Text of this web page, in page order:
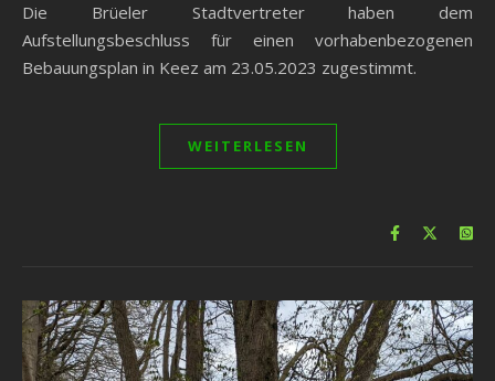
Die Brüeler Stadtvertreter haben dem
Aufstellungsbeschluss für einen vorhabenbezogenen
Bebauungsplan in Keez am 23.05.2023 zugestimmt.
WEITERLESEN